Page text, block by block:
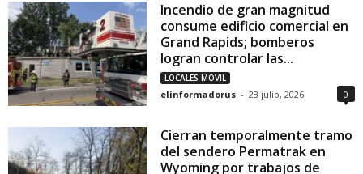
Incendio de gran magnitud
consume edificio comercial en
Grand Rapids; bomberos
logran controlar las...
LOCALES MOVIL
elinformadorus - 23 julio, 2026 0
Cierran temporalmente tramo
del sendero Permatrak en
Wyoming por trabajos de